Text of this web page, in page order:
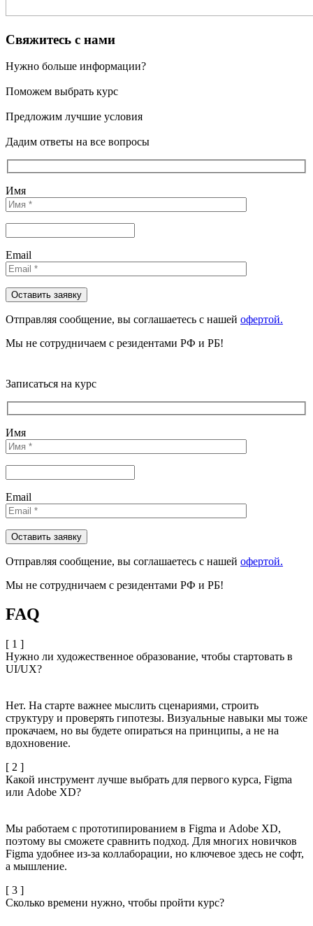
Свяжитесь с нами
Нужно больше информации?
Поможем выбрать курс
Предложим лучшие условия
Дадим ответы на все вопросы
Имя
Email
Отправляя сообщениe, вы соглашаетесь с нашей офертой.
Мы не сотрудничаем с резидентами РФ и РБ!
Записаться на курс
Имя
Email
Отправляя сообщениe, вы соглашаетесь с нашей офертой.
Мы не сотрудничаем с резидентами РФ и РБ!
FAQ
[ 1 ]
Нужно ли художественное образование, чтобы стартовать в
UI/UX?
Нет. На старте важнее мыслить сценариями, строить
структуру и проверять гипотезы. Визуальные навыки мы тоже
прокачаем, но вы будете опираться на принципы, а не на
вдохновение.
[ 2 ]
Какой инструмент лучше выбрать для первого курса, Figma
или Adobe XD?
Мы работаем с прототипированием в Figma и Adobe XD,
поэтому вы сможете сравнить подход. Для многих новичков
Figma удобнее из-за коллаборации, но ключевое здесь не софт,
а мышление.
[ 3 ]
Сколько времени нужно, чтобы пройти курс?